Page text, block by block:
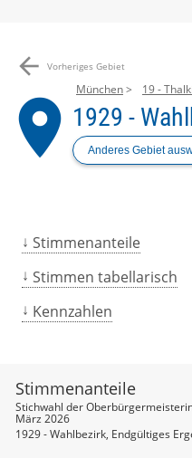
arrow_back Vorheriges Gebiet
place
München 19 -
1929 -
Anderes Gebiet
Stimmenanteile
Stimmen tabellarisch
Kennzahlen
Stimmenanteile
Stichwahl der
März 2026
1929 - Wahlbezirk, Endgültiges